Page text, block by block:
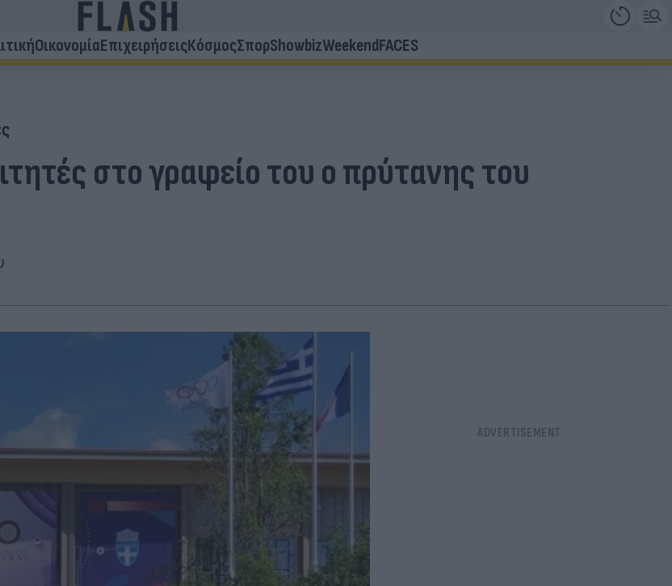
ΟικονομίαΕπιχειρήσειςΚόσμοςΣπορShowbizWeekendFACES
στο γραφείο του ο πρύτανης του